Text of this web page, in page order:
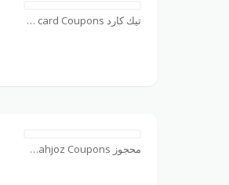
تيك كارد take card Coupons
محجوز mahjoz Coupons